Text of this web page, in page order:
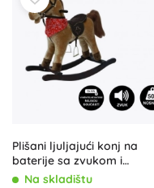
Plišani ljuljajući konj na
baterije sa zvukom i
pokretom – Smeđi
Na skladištu